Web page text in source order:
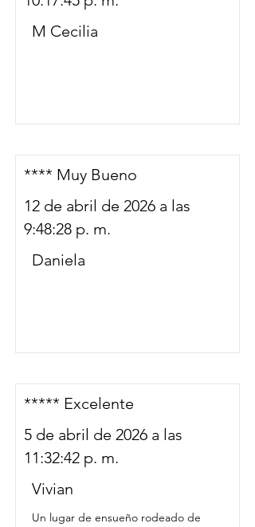
M Cecilia
**** Muy Bueno
12 de abril de 2026 a las
9:48:28 p. m.
Daniela
***** Excelente
5 de abril de 2026 a las
11:32:42 p. m.
Vivian
Un lugar de ensueño rodeado de